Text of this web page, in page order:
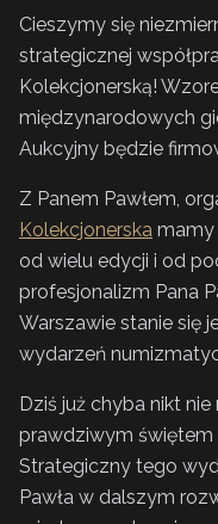
Cieszymy się
strategicznej
Kolekcjonerską!
międzynarodowych
Aukcyjny będzie
Z Panem Pawłem,
Kolekcjonerska mamy
od wielu edycji i od
profesjonalizm Pana
Warszawie stanie się
wydarzeń
Dziś już chyba nikt
prawdziwym świętem
Strategiczny tego
Pawła w dalszym